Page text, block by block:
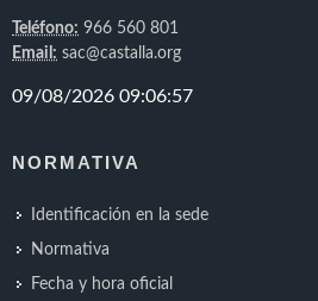
Teléfono: 966 560 801
Email: sac@castalla.org
NORMATIVA
Identificación en la sede
Normativa
Fecha y hora oficial